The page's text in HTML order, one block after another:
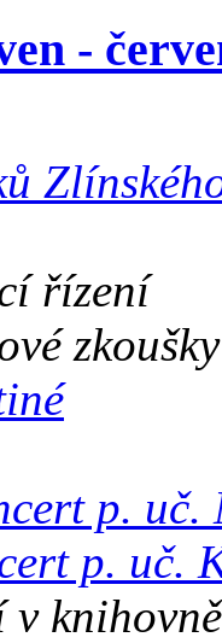
-
řízení
zkoušky
p. uč.
p. uč.